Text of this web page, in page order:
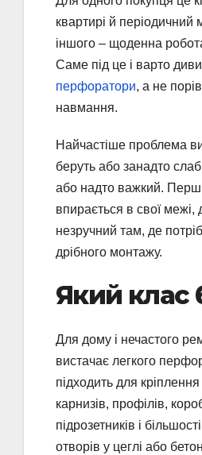
квартирі й
іншого – щоденна
Саме під це і варто
перфоратори, а не
навмання.
Найчастіше проблема
беруть або занадто
або надто важкий.
впирається в свої межі,
незручний там, де
дрібного монтажу.
Який клас
Для дому і нечастого
вистачає легкого
підходить для
карнизів, профілів,
підрозетників і
отворів у цеглі або